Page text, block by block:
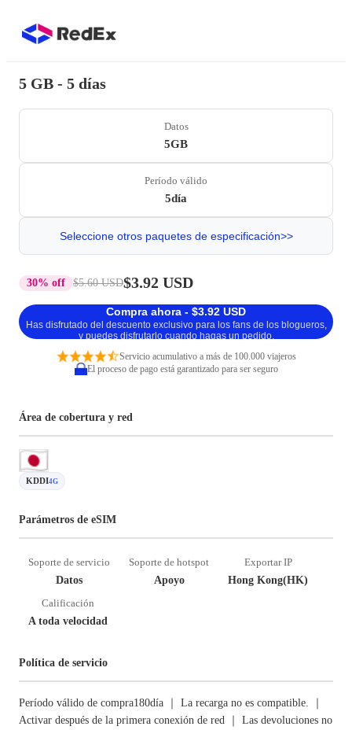
5 GB - 5 días
Datos
5GB
Período válido
5día
Seleccione otros paquetes de especificación>>
30% off $5.60 USD$3.92 USD
Compra ahora - $3.92 USD
Has disfrutado del descuento exclusivo para los fans de los blogueros,
y puedes disfrutarlo cuando hagas un pedido.
Servicio acumulativo a más de 100.000 viajeros
El proceso de pago está garantizado para ser seguro
Área de cobertura y red
KDDI4G
Parámetros de eSIM
Soporte de servicio
Datos
Soporte de hotspot
Apoyo
Exportar IP
Hong Kong(HK)
Calificación
A toda velocidad
Política de servicio
Período válido de compra180día ｜ La recarga no es compatible. ｜
Activar después de la primera conexión de red ｜ Las devoluciones no